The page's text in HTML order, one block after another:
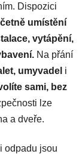
Dispozici
umístění
vytápění,
Na přání
umyvadel i
sami, bez
lze
a dveře.
i odpadu jsou